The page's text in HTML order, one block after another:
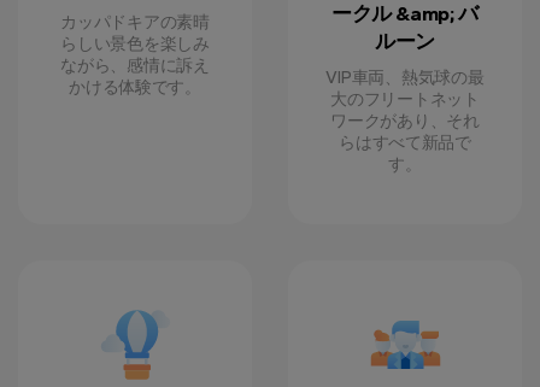
カッパドキアの素晴
らしい景色を楽しみ
ながら、感情に訴え
かける体験です。
ークル &amp; バ
ルーン
VIP車両、熱気球の最
大のフリートネット
ワークがあり、それ
らはすべて新品で
す。